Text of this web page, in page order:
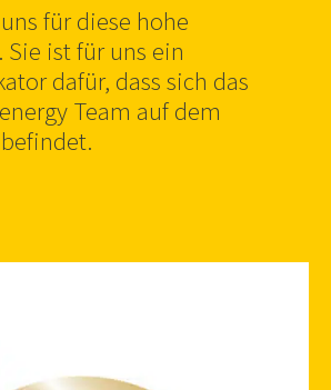
für diese hohe
Sie ist für uns ein
dafür, dass sich das
Team auf dem